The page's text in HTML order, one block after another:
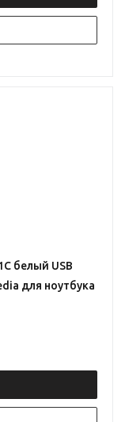
белый USB
для ноутбука